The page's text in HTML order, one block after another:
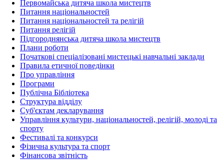
Первомайська дитяча школа мистецтв
Питання національностей
Питання національностей та релігій
Питання релігій
Підгороднянська дитяча школа мистецтв
Плани роботи
Початкові спеціалізовані мистецькі навчальні заклади
Правила етичної поведінки
Про управління
Програми
Публічна Бібліотека
Структура відділу
Суб'єктам декларування
Управління культури, національностей, релігій, молоді та
спорту
Фестивалі та конкурси
Фізична культура та спорт
Фінансова звітність